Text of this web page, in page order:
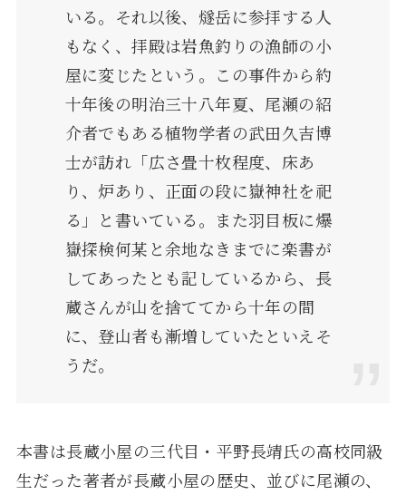
いる。それ以後、燧岳に参拝する人
もなく、拝殿は岩魚釣りの漁師の小
屋に変じたという。この事件から約
十年後の明治三十八年夏、尾瀬の紹
介者でもある植物学者の武田久吉博
士が訪れ「広さ畳十枚程度、床あ
り、炉あり、正面の段に嶽神社を祀
る」と書いている。また羽目板に爆
嶽探検何某と余地なきまでに楽書が
してあったとも記しているから、長
蔵さんが山を捨ててから十年の間
に、登山者も漸増していたといえそ
うだ。
本書は長蔵小屋の三代目・平野長靖氏の高校同級
生だった著者が長蔵小屋の歴史、並びに尾瀬の、